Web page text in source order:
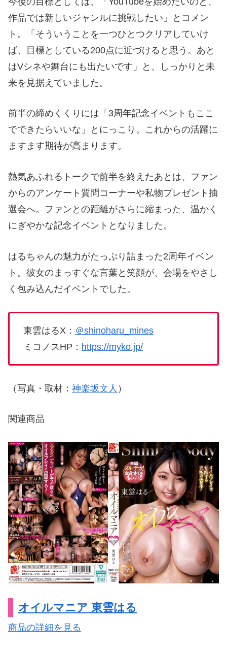
作品では新しいジャンルに挑戦したい」とコメン
ト。「そういうことを一つひとつクリアしていけ
ば、目標としている200点に近づけると思う。あと
はVシネや舞台にも出たいです」と、しっかりと未
来を見据えていました。
前半の締めくくりには「3周年記念イベントもここ
でできたらいいな」とにっこり。これからの活躍に
ますます期待が高まります。
熱気あふれるトークで前半を終えたあとは、ファン
からのアンケート質問コーナーや私物プレゼント抽
選会へ。ファンとの距離がさらに縮まった、温かく
にぎやかな記念イベントとなりました。
はるちゃんの魅力がたっぷり詰まった2周年イベン
ト。彼女のまっすぐな言葉と笑顔が、会場をやさし
く包み込んだイベントでした。
東雲はるX： ＠shinoharu_mines
ミコノスHP： https://myko.jp/
（写真・取材： 神楽坂文人 ）
関連商品
オイルマニア 東雲はる
商品の詳細を見る